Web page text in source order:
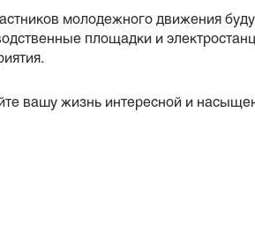
молодежного движения
площадки и
вашу жизнь интересной и